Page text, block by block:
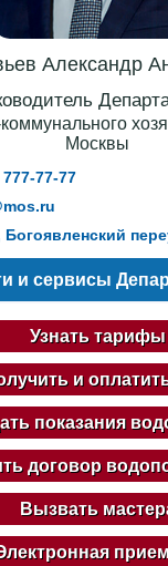
Александр
Москвы
77-77
и сервисы
Узнать тарифы
и
показания
договор
Вызвать